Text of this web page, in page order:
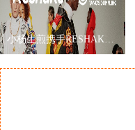
小杨生煎携手RESHAKE耀眼伦敦时装周，再现海派文化